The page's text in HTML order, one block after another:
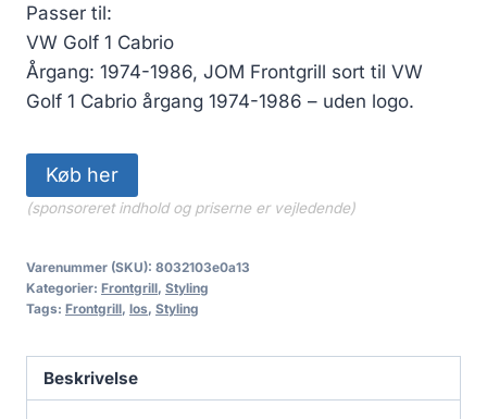
pris
var:
499.00 kr..
er:
449.10 kr..
Passer til:
VW Golf 1 Cabrio
Årgang: 1974-1986, JOM Frontgrill sort til VW
Golf 1 Cabrio årgang 1974-1986 – uden logo.
Køb her
(sponsoreret indhold og priserne er vejledende)
Varenummer (SKU): 8032103e0a13
Kategorier: Frontgrill, Styling
Tags: Frontgrill, los, Styling
Beskrivelse